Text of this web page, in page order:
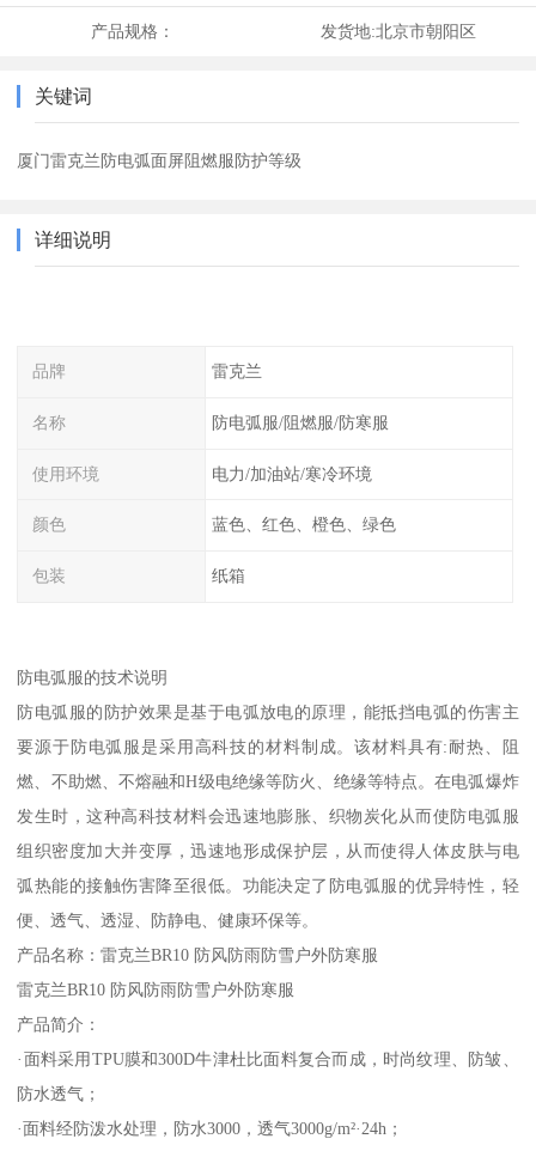
产品规格： 发货地:北京市朝阳区
关键词
厦门雷克兰防电弧面屏阻燃服防护等级
详细说明
品牌 雷克兰
名称 防电弧服/阻燃服/防寒服
使用环境 电力/加油站/寒冷环境
颜色 蓝色、红色、橙色、绿色
包装 纸箱
防电弧服的技术说明
防电弧服的防护效果是基于电弧放电的原理，能抵挡电弧的伤害主
要源于防电弧服是采用高科技的材料制成。该材料具有:耐热、阻
燃、不助燃、不熔融和H级电绝缘等防火、绝缘等特点。在电弧爆炸
发生时，这种高科技材料会迅速地膨胀、织物炭化从而使防电弧服
组织密度加大并变厚，迅速地形成保护层，从而使得人体皮肤与电
弧热能的接触伤害降至很低。功能决定了防电弧服的优异特性，轻
便、透气、透湿、防静电、健康环保等。
产品名称：雷克兰BR10 防风防雨防雪户外防寒服
雷克兰BR10 防风防雨防雪户外防寒服
产品简介：
·面料采用TPU膜和300D牛津杜比面料复合而成，时尚纹理、防皱、
防水透气；
·面料经防泼水处理，防水3000，透气3000g/m²·24h；